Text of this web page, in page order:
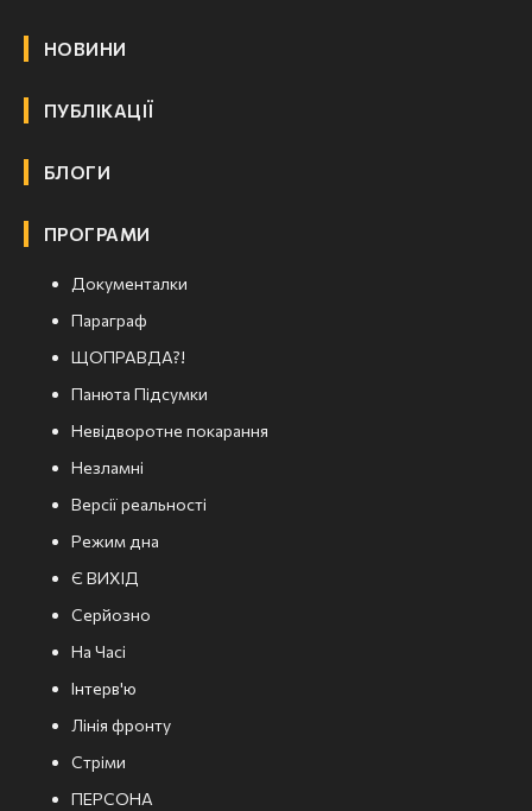
НОВИНИ
ПУБЛІКАЦІЇ
БЛОГИ
ПРОГРАМИ
Документалки
Параграф
ЩОПРАВДА?!
Панюта Підсумки
Невідворотне покарання
Незламні
Версії реальності
Режим дна
Є ВИХІД
Серйозно
На Часі
Інтерв'ю
Лінія фронту
Стріми
ПЕРСОНА